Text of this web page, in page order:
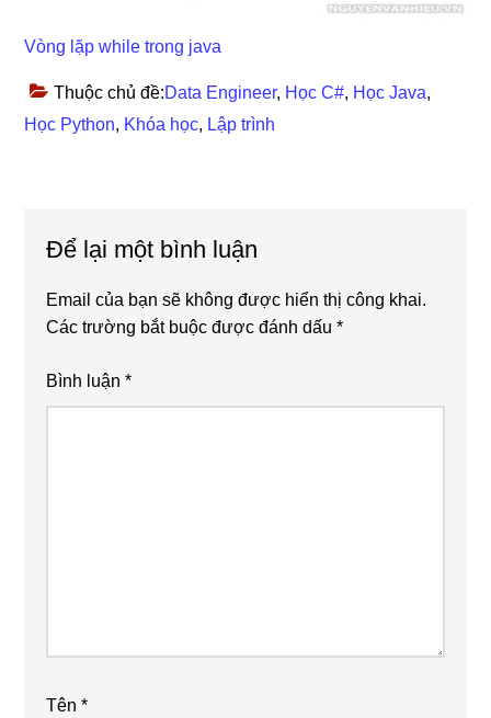
Vòng lặp while trong java
Thuộc chủ đề:Data Engineer, Học C#, Học Java,
Học Python, Khóa học, Lập trình
Interactions
Để lại một bình luận
Email của bạn sẽ không được hiển thị công khai.
Các trường bắt buộc được đánh dấu*
Bình luận*
Tên*